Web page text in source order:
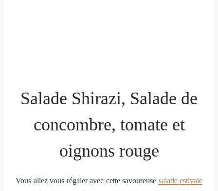
Salade Shirazi, Salade de
concombre, tomate et
oignons rouge
Vous allez vous régaler avec cette savoureuse salade estivale